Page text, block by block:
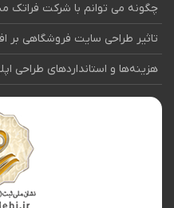
چگونه می توانم با شرکت فراتک
تاثیر طراحی سایت فروشگاهی بر
هزینه‌ها و استانداردهای طراحی